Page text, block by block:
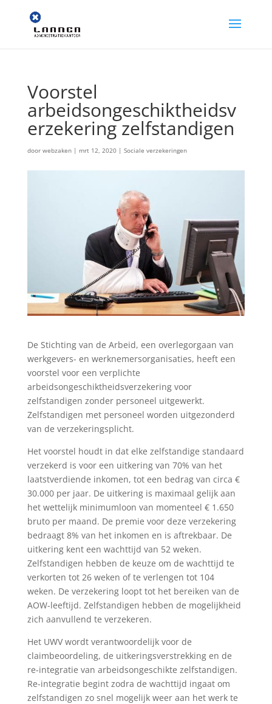
Voorstel
arbeidsongeschiktheidsv
erzekering zelfstandigen
door webzaken| mrt 12, 2020| Sociale verzekeringen
De Stichting van de Arbeid, een overlegorgaan van
werkgevers- en werknemersorganisaties, heeft een
voorstel voor een verplichte
arbeidsongeschiktheidsverzekering voor
zelfstandigen zonder personeel uitgewerkt.
Zelfstandigen met personeel worden uitgezonderd
van de verzekeringsplicht.
Het voorstel houdt in dat elke zelfstandige standaard
verzekerd is voor een uitkering van 70% van het
laatstverdiende inkomen, tot een bedrag van circa €
30.000 per jaar. De uitkering is maximaal gelijk aan
het wettelijk minimumloon van momenteel € 1.650
bruto per maand. De premie voor deze verzekering
bedraagt 8% van het inkomen en is aftrekbaar. De
uitkering kent een wachttijd van 52 weken.
Zelfstandigen hebben de keuze om de wachttijd te
verkorten tot 26 weken of te verlengen tot 104
weken. De verzekering loopt tot het bereiken van de
AOW-leeftijd. Zelfstandigen hebben de mogelijkheid
zich aanvullend te verzekeren.
Het UWV wordt verantwoordelijk voor de
claimbeoordeling, de uitkeringsverstrekking en de
re-integratie van arbeidsongeschikte zelfstandigen.
Re-integratie begint zodra de wachttijd ingaat om
zelfstandigen zo snel mogelijk weer aan het werk te